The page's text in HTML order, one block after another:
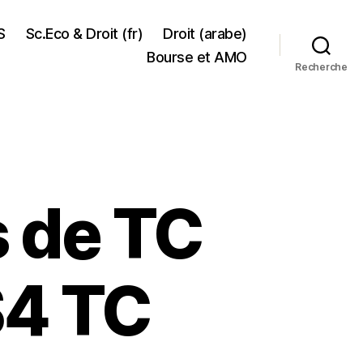
Sc.Eco & Droit (fr)
Droit (arabe)
Bourse et AMO
Recherche
TC
TC